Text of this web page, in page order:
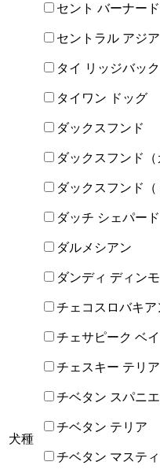
犬種
セント バーナード
セントラル アジ
タイ リッジバッ
タイワン ドッグ
ダックスフンド
ダックスフンド（
ダックスフンド（
ダッチ シェパー
ダルメシアン
ダンディ ディン
チェコスロバキ
チェサピーク ベ
チェスキー テリア
チベタン スパニ
チベタン テリア
チベタン マステ